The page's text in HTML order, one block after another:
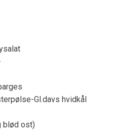
​Gl.davs hvidkål
blød ost)